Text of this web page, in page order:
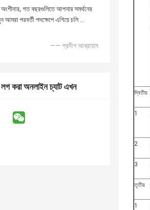
গত বছরগুলিতে আপনার সমর্থনের
পরবর্তী পদক্ষেপে এগিয়ে চলি ...
—— প্রদীপ আব্রাহাম
লগ করা অনলাইন চ্যাট এখন
দ্বিতীয়
1
2
3
তৃতীয়
1